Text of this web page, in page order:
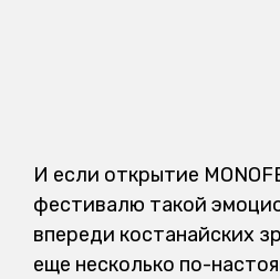
И если открытие
фестивалю такой
впереди костанайских
еще несколько по-